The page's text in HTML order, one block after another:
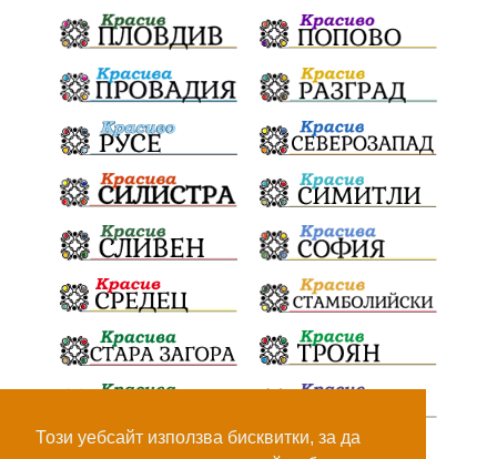
Този уебсайт използва бисквитки, за да